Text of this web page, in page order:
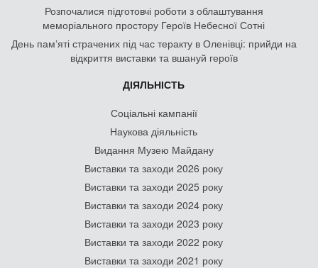
Розпочалися підготовчі роботи з облаштування
меморіального простору Героїв Небесної Сотні
День памʼяті страчених під час теракту в Оленівці: прийди на
відкриття виставки та вшануй героїв
ДІЯЛЬНІСТЬ
Соціальні кампанії
Наукова діяльність
Видання Музею Майдану
Виставки та заходи 2026 року
Виставки та заходи 2025 року
Виставки та заходи 2024 року
Виставки та заходи 2023 року
Виставки та заходи 2022 року
Виставки та заходи 2021 року